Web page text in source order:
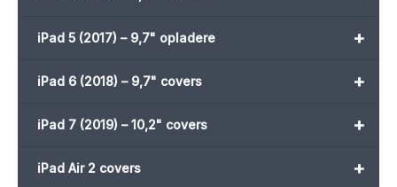
+
iPad 5 (2017) – 9,7" opladere
+
iPad 6 (2018) – 9,7" covers
+
iPad 7 (2019) – 10,2" covers
+
iPad Air 2 covers